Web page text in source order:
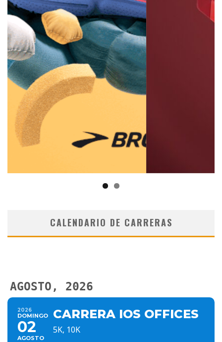
CALENDARIO DE CARRERAS
AGOSTO, 2026
2026
DOMINGO
02
AGOSTO
CARRERA IOS OFFICES
5K, 10K